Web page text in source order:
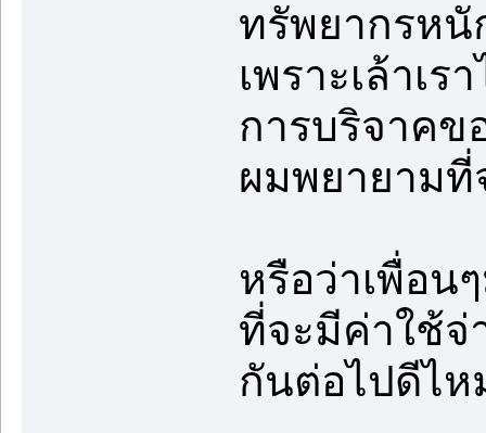
ทรัพยากรหนั
เพราะเล้าเ
การบริจาคข
ผมพยายามที่
หรือว่าเพื่อน
ที่จะมีค่าใช้จ่
กันต่อไปดีไ